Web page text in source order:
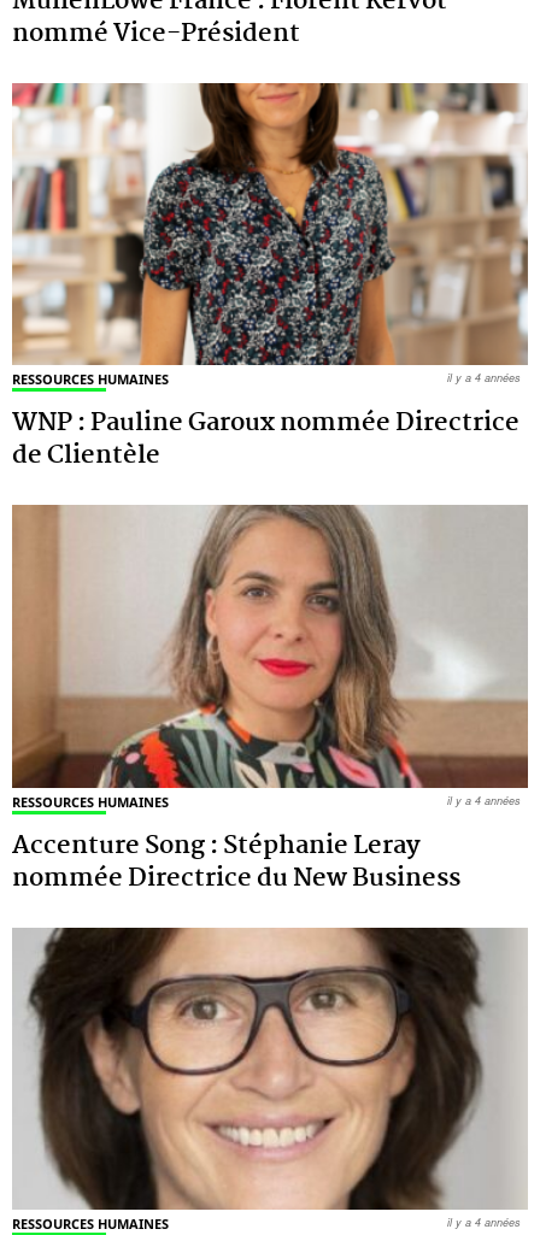
nommé Vice-Président
RESSOURCES HUMAINES
WNP : Pauline Garoux nommée Directrice
de Clientèle
il y a 4 années
RESSOURCES HUMAINES
Accenture Song : Stéphanie Leray
nommée Directrice du New Business
il y a 4 années
RESSOURCES HUMAINES il y a 4 années